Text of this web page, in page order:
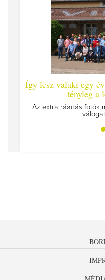
Így lesz valaki egy
tényleg a
Az extra ráadás fotók